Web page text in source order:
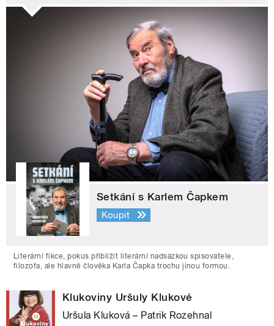
Setkání s Karlem Čapkem
Koupit
Literární fikce, pokus přiblížit literární nadsázkou spisovatele,
filozofa, ale hlavně člověka Karla Čapka trochu jinou formou.
Klukoviny Uršuly Klukové
Uršula Kluková – Patrik Rozehnal